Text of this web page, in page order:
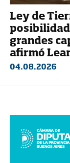
Ley de
grandes
afirmó
04.08.2026